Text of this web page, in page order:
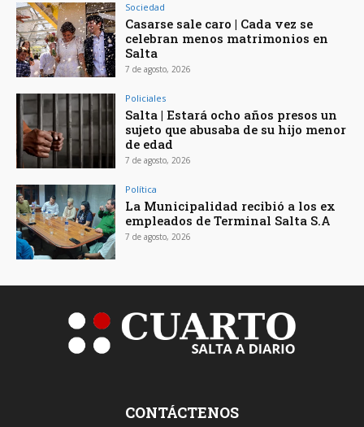
Sociedad
Casarse sale caro | Cada vez se
celebran menos matrimonios en
Salta
7 de agosto, 2026
Policiales
Salta | Estará ocho años presos un
sujeto que abusaba de su hijo menor
de edad
7 de agosto, 2026
Política
La Municipalidad recibió a los ex
empleados de Terminal Salta S.A
7 de agosto, 2026
CONTÁCTENOS